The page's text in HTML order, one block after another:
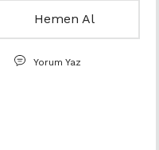
Hemen Al
Yorum Yaz